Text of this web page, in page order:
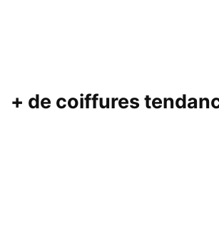
+ de coiffures